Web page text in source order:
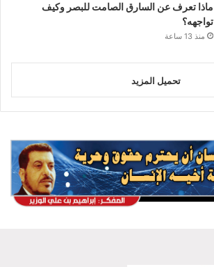
ماذا تعرف عن السارق الصامت للبصر وكيف
تواجهه؟
منذ 13 ساعة
تحميل المزيد